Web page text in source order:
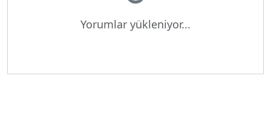
Yorumlar yükleniyor...